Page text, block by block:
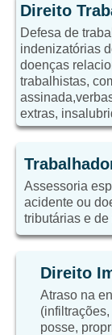
Direito
Defesa de
indenizatórias
doenças
trabalhistas,
extras,
Assessoria
acidente ou
tributárias e de
Direito
Atraso na
posse,